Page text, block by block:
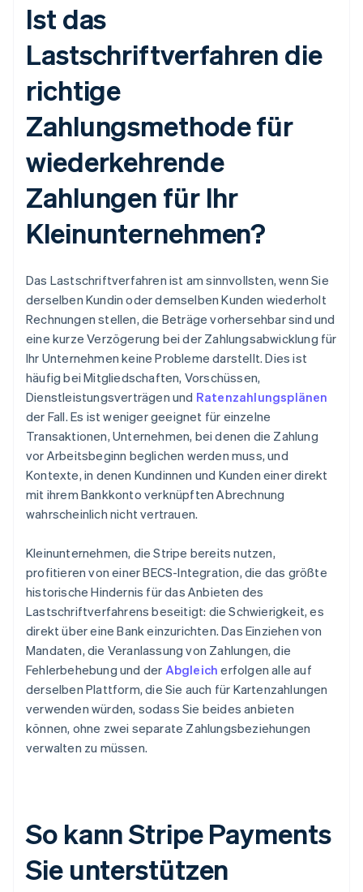
Ist das
Lastschriftverfahren die
richtige
Zahlungsmethode für
wiederkehrende
Zahlungen für Ihr
Kleinunternehmen?
Das Lastschriftverfahren ist am sinnvollsten, wenn Sie
derselben Kundin oder demselben Kunden wiederholt
Rechnungen stellen, die Beträge vorhersehbar sind und
eine kurze Verzögerung bei der Zahlungsabwicklung für
Ihr Unternehmen keine Probleme darstellt. Dies ist
häufig bei Mitgliedschaften, Vorschüssen,
Dienstleistungsverträgen und Ratenzahlungsplänen
der Fall. Es ist weniger geeignet für einzelne
Transaktionen, Unternehmen, bei denen die Zahlung
vor Arbeitsbeginn beglichen werden muss, und
Kontexte, in denen Kundinnen und Kunden einer direkt
mit ihrem Bankkonto verknüpften Abrechnung
wahrscheinlich nicht vertrauen.
Kleinunternehmen, die Stripe bereits nutzen,
profitieren von einer BECS-Integration, die das größte
historische Hindernis für das Anbieten des
Lastschriftverfahrens beseitigt: die Schwierigkeit, es
direkt über eine Bank einzurichten. Das Einziehen von
Mandaten, die Veranlassung von Zahlungen, die
Fehlerbehebung und der Abgleich erfolgen alle auf
derselben Plattform, die Sie auch für Kartenzahlungen
verwenden würden, sodass Sie beides anbieten
können, ohne zwei separate Zahlungsbeziehungen
verwalten zu müssen.
So kann Stripe Payments
Sie unterstützen